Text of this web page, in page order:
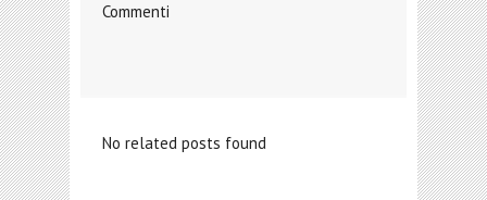
Commenti
No related posts found